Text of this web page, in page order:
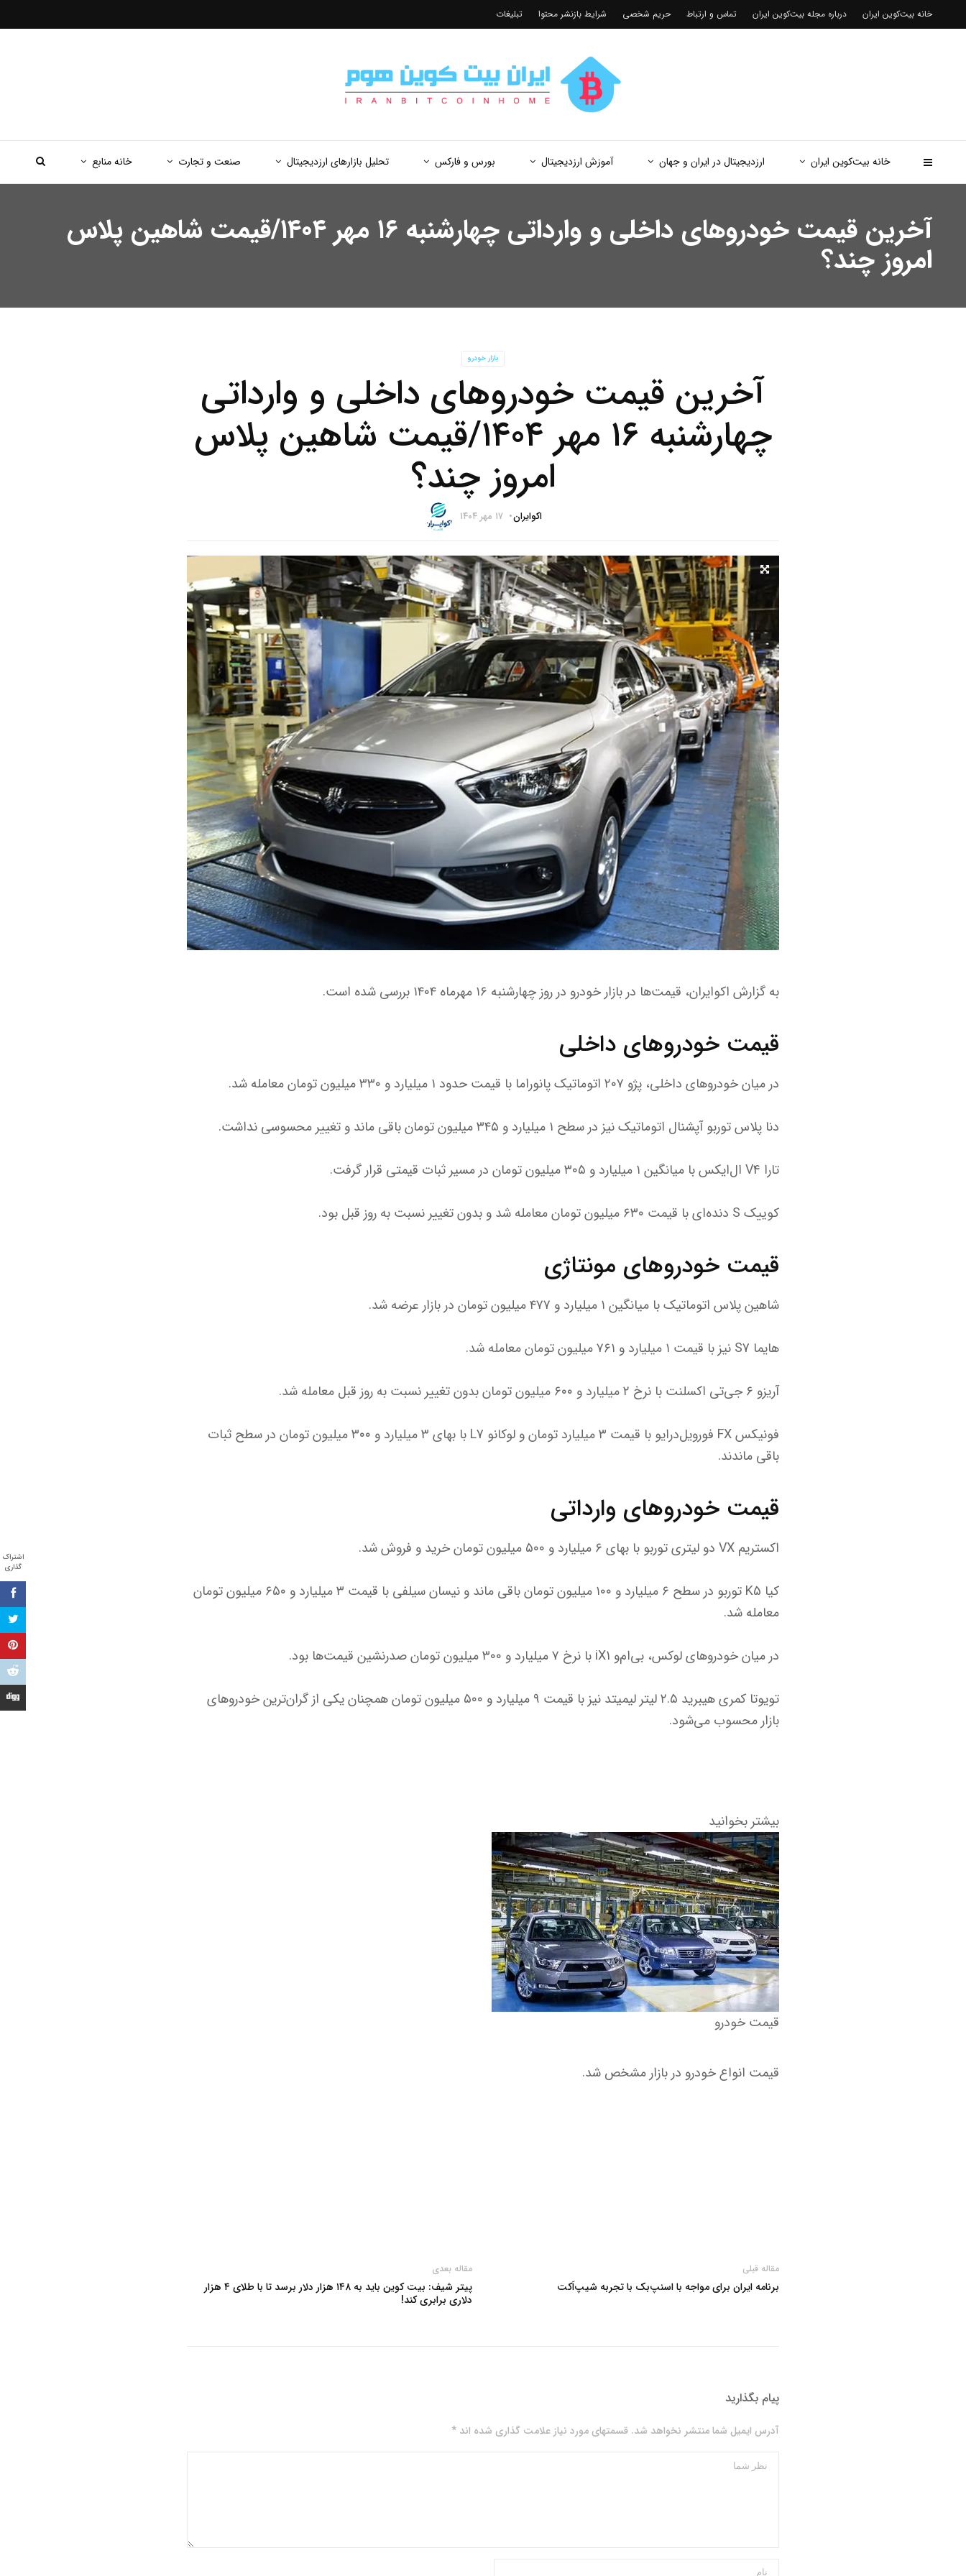
خانه بیت‌کوین ایران ارزدیجیتال در ایران و جهان آموزش ارزدیجیتال بورس و فارکس تحلیل بازارهای ارزدیجیتال صنعت و تجارت خانه منابع
خانه بیت‌کوین ایران درباره مجله بیت‌کوین ایران تماس و ارتباط حریم شخصی شرایط بازنشر محتوا تبلیغات
آخرین قیمت خودروهای داخلی و وارداتی چهارشنبه ۱۶ مهر ۱۴۰۴/قیمت شاهین پلاس
امروز چند؟
بازار خودرو
آخرین قیمت خودروهای داخلی و وارداتی
چهارشنبه ۱۶ مهر ۱۴۰۴/قیمت شاهین پلاس
امروز چند؟
اکوایران ۱۷ مهر ۱۴۰۴
اشتراک
گذاری
به گزارش اکوایران، قیمت‌ها در بازار خودرو در روز چهارشنبه ۱۶ مهرماه ۱۴۰۴ بررسی شده است.
قیمت خودروهای داخلی
در میان خودروهای داخلی، پژو ۲۰۷ اتوماتیک پانوراما با قیمت حدود ۱ میلیارد و ۳۳۰ میلیون تومان معامله شد.
دنا پلاس توربو آپشنال اتوماتیک نیز در سطح ۱ میلیارد و ۳۴۵ میلیون تومان باقی ماند و تغییر محسوسی نداشت.
تارا V4 ال‌ایکس با میانگین ۱ میلیارد و ۳۰۵ میلیون تومان در مسیر ثبات قیمتی قرار گرفت.
کوییک S دنده‌ای با قیمت ۶۳۰ میلیون تومان معامله شد و بدون تغییر نسبت به روز قبل بود.
قیمت خودروهای مونتاژی
شاهین پلاس اتوماتیک با میانگین ۱ میلیارد و ۴۷۷ میلیون تومان در بازار عرضه شد.
هایما S7 نیز با قیمت ۱ میلیارد و ۷۶۱ میلیون تومان معامله شد.
آریزو ۶ جی‌تی اکسلنت با نرخ ۲ میلیارد و ۶۰۰ میلیون تومان بدون تغییر نسبت به روز قبل معامله شد.
فونیکس FX فورویل‌درایو با قیمت ۳ میلیارد تومان و لوکانو L7 با بهای ۳ میلیارد و ۳۰۰ میلیون تومان در سطح ثبات
باقی ماندند.
قیمت خودروهای وارداتی
اکستریم VX دو لیتری توربو با بهای ۶ میلیارد و ۵۰۰ میلیون تومان خرید و فروش شد.
کیا K5 توربو در سطح ۶ میلیارد و ۱۰۰ میلیون تومان باقی ماند و نیسان سیلفی با قیمت ۳ میلیارد و ۶۵۰ میلیون تومان
معامله شد.
در میان خودروهای لوکس، بی‌ام‌و iX1 با نرخ ۷ میلیارد و ۳۰۰ میلیون تومان صدرنشین قیمت‌ها بود.
تویوتا کمری هیبرید ۲.۵ لیتر لیمیتد نیز با قیمت ۹ میلیارد و ۵۰۰ میلیون تومان همچنان یکی از گران‌ترین خودروهای
بازار محسوب می‌شود.
بیشتر بخوانید
قیمت خودرو
قیمت انواع خودرو در بازار مشخص شد.
مقاله قبلی
برنامه ایران برای مواجه با اسنپ‌بک با تجربه شیپ‌اَکت
مقاله بعدی
پیتر شیف: بیت‌ کوین باید به ۱۴۸ هزار دلار برسد تا با طلای ۴ هزار
دلاری برابری کند!
پیام بگذارید
آدرس ایمیل شما منتشر نخواهد شد. قسمتهای مورد نیاز علامت گذاری شده اند *